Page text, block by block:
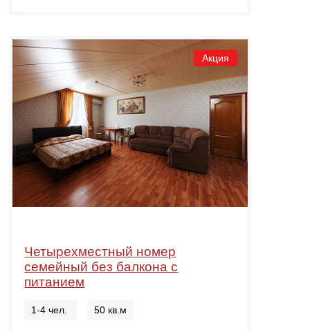
Акция
Четырехместный номер
семейный без балкона с
питанием
1-4 чел. 50 кв.м